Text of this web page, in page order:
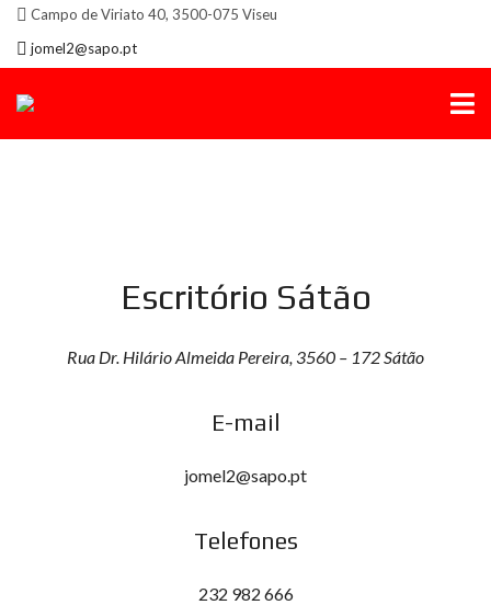
Campo de Viriato 40, 3500-075 Viseu
jomel2@sapo.pt
Escritório Sátão
Rua Dr. Hilário Almeida Pereira, 3560 – 172 Sátão
E-mail
jomel2@sapo.pt
Telefones
232 982 666